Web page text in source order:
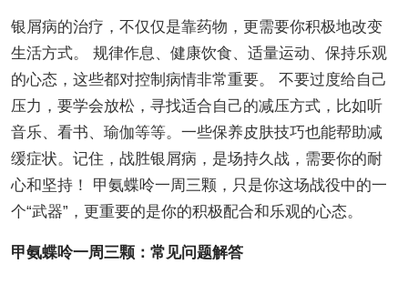
银屑病的治疗，不仅仅是靠药物，更需要你积极地改变
生活方式。 规律作息、健康饮食、适量运动、保持乐观
的心态，这些都对控制病情非常重要。 不要过度给自己
压力，要学会放松，寻找适合自己的减压方式，比如听
音乐、看书、瑜伽等等。一些保养皮肤技巧也能帮助减
缓症状。记住，战胜银屑病，是场持久战，需要你的耐
心和坚持！ 甲氨蝶呤一周三颗，只是你这场战役中的一
个“武器”，更重要的是你的积极配合和乐观的心态。
甲氨蝶呤一周三颗：常见问题解答